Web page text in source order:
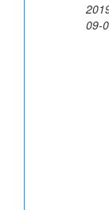
09-